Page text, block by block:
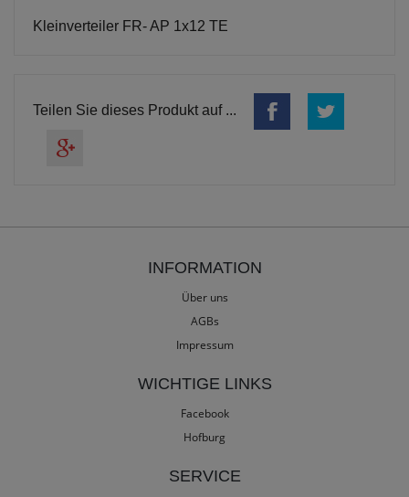
Kleinverteiler FR- AP 1x12 TE
Teilen Sie dieses Produkt auf ...
INFORMATION
Über uns
AGBs
Impressum
WICHTIGE LINKS
Facebook
Hofburg
SERVICE